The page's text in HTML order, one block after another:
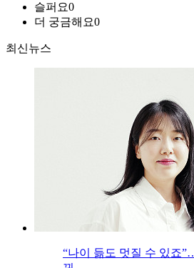
슬퍼요0
더 궁금해요0
최신뉴스
“나이 듦도 멋질 수 있죠